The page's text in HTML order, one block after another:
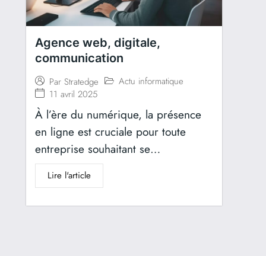
Agence web, digitale,
communication
Par Stratedge
Actu informatique
11 avril 2025
À l’ère du numérique, la présence
en ligne est cruciale pour toute
entreprise souhaitant se…
Lire l'article